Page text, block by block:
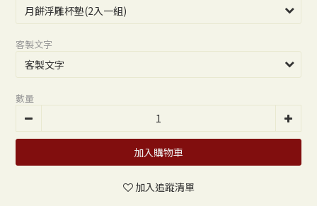
客製文字
數量
加入購物車
加入追蹤清單